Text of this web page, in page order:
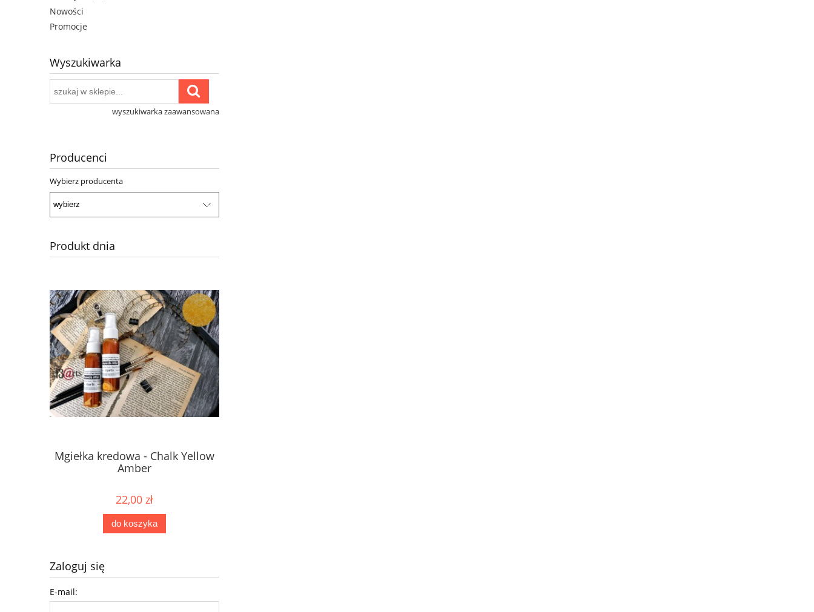
Nowości
Promocje
Wyszukiwarka
wyszukiwarka zaawansowana
Producenci
Wybierz producenta
Produkt dnia
Mgiełka kredowa - Chalk Yellow
Amber
22,00 zł
do koszyka
Zaloguj się
E-mail: